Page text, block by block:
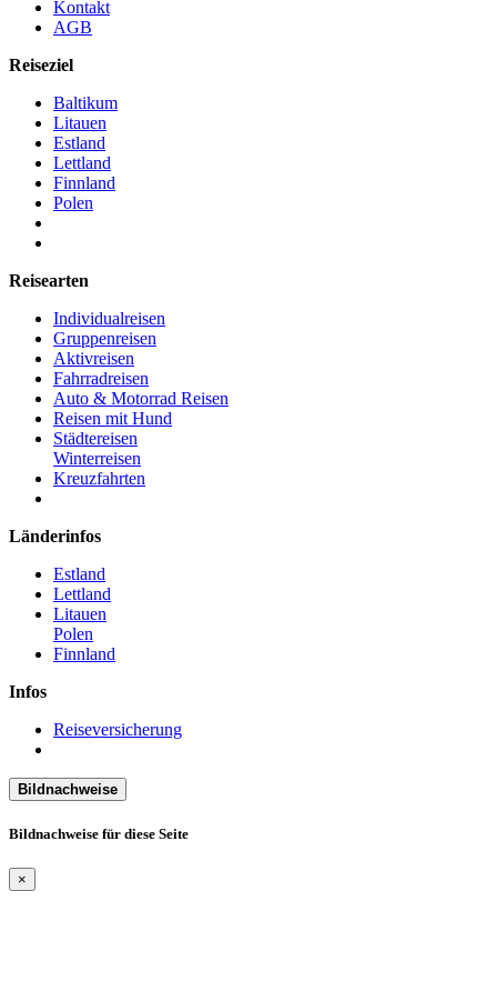
Kontakt
AGB
Reiseziel
Baltikum
Litauen
Estland
Lettland
Finnland
Polen
Reisearten
Individualreisen
Gruppenreisen
Aktivreisen
Fahrradreisen
Auto & Motorrad Reisen
Reisen mit Hund
Städtereisen
Winterreisen
Kreuzfahrten
Länderinfos
Estland
Lettland
Litauen
Polen
Finnland
Infos
Reiseversicherung
Bildnachweise
Bildnachweise für diese Seite
×